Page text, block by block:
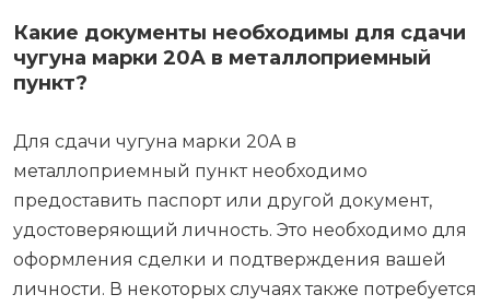
Какие документы необходимы для сдачи
чугуна марки 20A в металлоприемный
пункт?
Для сдачи чугуна марки 20A в
металлоприемный пункт необходимо
предоставить паспорт или другой документ,
удостоверяющий личность. Это необходимо для
оформления сделки и подтверждения вашей
личности. В некоторых случаях также потребуется